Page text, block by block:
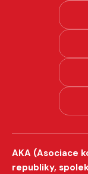
AKA (Asociace
republiky,